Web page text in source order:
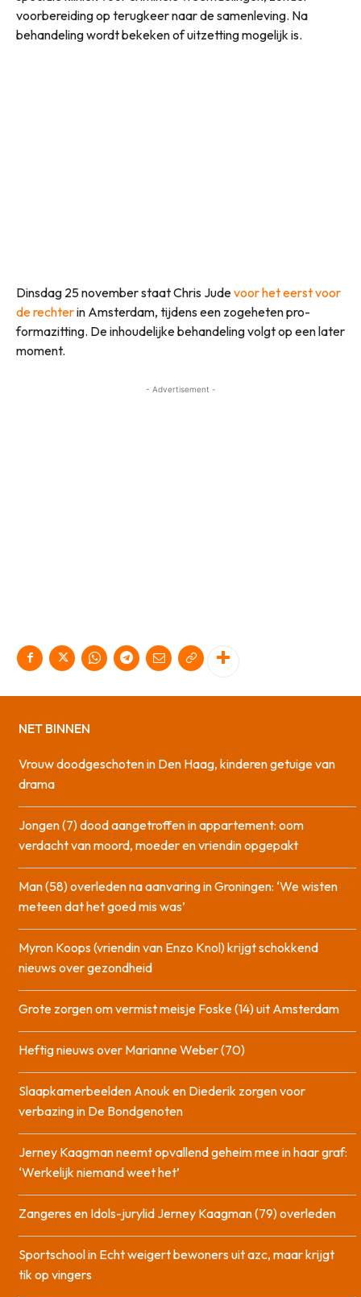
voorbereiding op terugkeer naar de samenleving. Na
behandeling wordt bekeken of uitzetting mogelijk is.
Dinsdag 25 november staat Chris Judevoor het eerst voor
de rechterin Amsterdam, tijdens een zogeheten pro-
formazitting. De inhoudelijke behandeling volgt op een later
moment.
- Advertisement -
NET BINNEN
Vrouw doodgeschoten in Den Haag, kinderen getuige van
drama
Jongen (7) dood aangetroffen in appartement: oom
verdacht van moord, moeder en vriendin opgepakt
Man (58) overleden na aanvaring in Groningen: ‘We wisten
meteen dat het goed mis was’
Myron Koops (vriendin van Enzo Knol) krijgt schokkend
nieuws over gezondheid
Grote zorgen om vermist meisje Foske (14) uit Amsterdam
Heftig nieuws over Marianne Weber (70)
Slaapkamerbeelden Anouk en Diederik zorgen voor
verbazing in De Bondgenoten
Jerney Kaagman neemt opvallend geheim mee in haar graf:
‘Werkelijk niemand weet het’
Zangeres en Idols-jurylid Jerney Kaagman (79) overleden
Sportschool in Echt weigert bewoners uit azc, maar krijgt
tik op vingers